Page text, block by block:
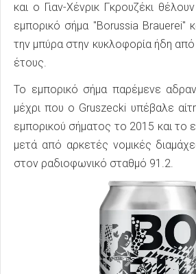
και ο Γιαν-Χένρικ Γκρουζέκι
εμπορικό σήμα "Borussia Brauerei"
την μπύρα στην κυκλοφορία ήδη
έτους.
Το εμπορικό σήμα παρέμενε
μέχρι που ο Gruszecki υπέβαλε
εμπορικού σήματος το 2015 και το
μετά από αρκετές νομικές
στον ραδιοφωνικό σταθμό 91.2.